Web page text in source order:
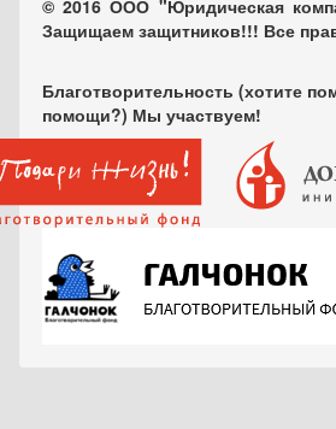
© 2016 ООО "Юридическая
Защищаем защитников!!! Все
Благотворительность (хотите
помощи?) Мы участвуем!